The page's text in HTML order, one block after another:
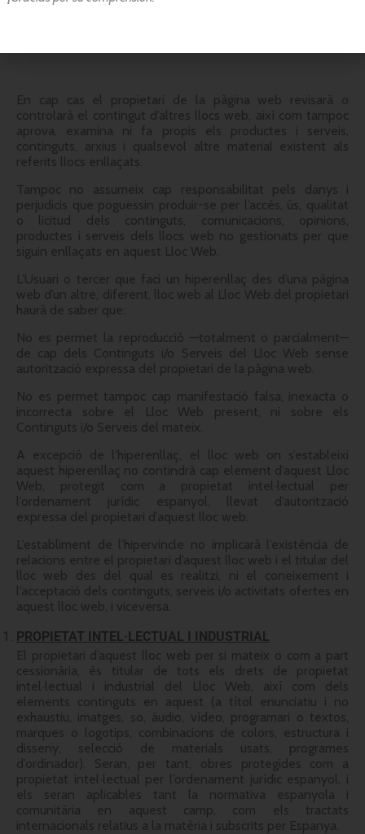
En cap cas el propietari de la pàgina web revisarà o
controlarà el contingut d’altres llocs web, així com tampoc
aprova, examina ni fa propis els productes i serveis,
continguts, arxius i qualsevol altre material existent als
referits llocs enllaçats.
Tampoc no assumeix cap responsabilitat pels danys i
perjudicis que poguessin produir-se per l’accés, ús, qualitat
o licitud dels continguts, comunicacions, opinions,
productes i serveis dels llocs web no gestionats per que
siguin enllaçats en aquest Lloc Web.
L’Usuari o tercer que faci un hiperenllaç des d’una pàgina
web d’un altre, diferent, lloc web al Lloc Web del propietari
haurà de saber que:
No es permet la reproducció —totalment o parcialment—
de cap dels Continguts i/o Serveis del Lloc Web sense
autorització expressa del propietari de la pàgina web.
No es permet tampoc cap manifestació falsa, inexacta o
incorrecta sobre el Lloc Web present, ni sobre els
Continguts i/o Serveis del mateix.
A excepció de l’hiperenllaç, el lloc web on s’estableixi
aquest hiperenllaç no contindrà cap element d’aquest Lloc
Web, protegit com a propietat intel·lectual per
l’ordenament jurídic espanyol, llevat d’autorització
expressa del propietari d’aquest lloc web.
L’establiment de l’hipervincle no implicarà l’existència de
relacions entre el propietari d’aquest lloc web i el titular del
lloc web des del qual es realitzi, ni el coneixement i
l’acceptació dels continguts, serveis i/o activitats ofertes en
aquest lloc web, i viceversa.
PROPIETAT INTEL·LECTUAL I INDUSTRIAL
El propietari d’aquest lloc web per si mateix o com a part
cessionària, és titular de tots els drets de propietat
intel·lectual i industrial del Lloc Web, així com dels
elements continguts en aquest (a títol enunciatiu i no
exhaustiu, imatges, so, àudio, vídeo, programari o textos,
marques o logotips, combinacions de colors, estructura i
disseny, selecció de materials usats, programes
d’ordinador). Seran, per tant, obres protegides com a
propietat intel·lectual per l’ordenament jurídic espanyol, i
els seran aplicables tant la normativa espanyola i
comunitària en aquest camp, com els tractats
internacionals relatius a la matèria i subscrits per Espanya.